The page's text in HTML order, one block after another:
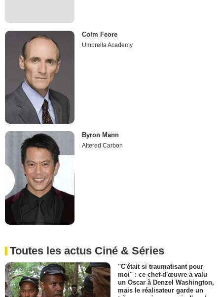
Colm Feore
Umbrella Academy
Byron Mann
Altered Carbon
Toutes les actus Ciné & Séries
"C'était si traumatisant pour
moi" : ce chef-d'œuvre a valu
un Oscar à Denzel Washington,
mais le réalisateur garde un